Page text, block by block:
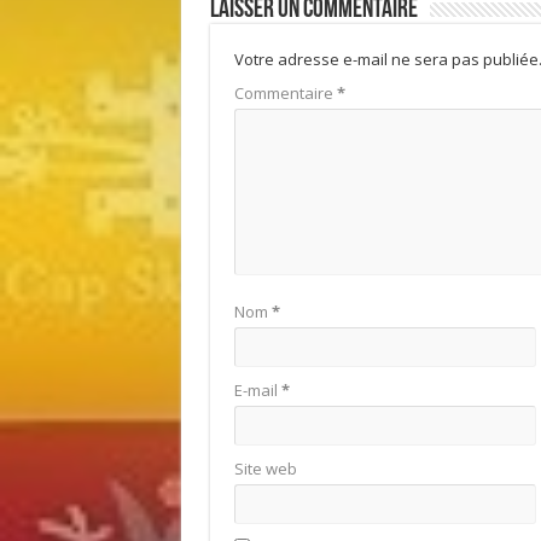
Laisser un commentaire
Votre adresse e-mail ne sera pas publiée.
Commentaire *
Nom *
E-mail *
Site web